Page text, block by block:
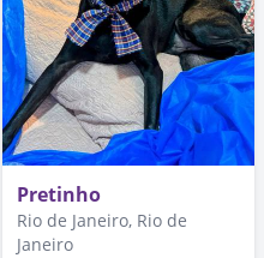
Pretinho
Rio de Janeiro, Rio de
Janeiro